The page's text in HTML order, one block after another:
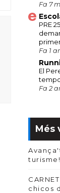
Fa 7
PRE
Fa 1
El
Fa 2
Més
turisme!
chicos